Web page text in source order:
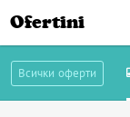
Ofertini
Всички оферти